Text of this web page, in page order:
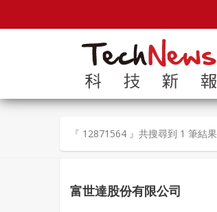
『 12871564 』共搜尋到 1 筆結果
富世達股份有限公司